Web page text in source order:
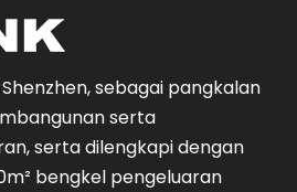
sebagai pangkalan
serta
serta dilengkapi dengan
bengkel pengeluaran